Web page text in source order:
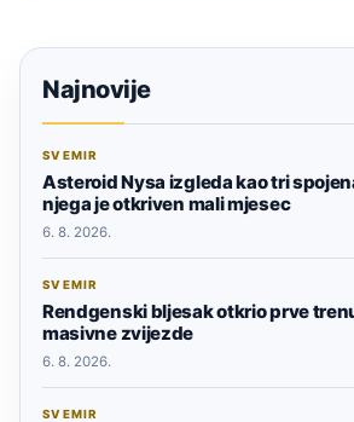
Najnovije
SVEMIR
Asteroid Nysa izgleda kao tri
njega je otkriven mali mjesec
6. 8. 2026.
SVEMIR
Rendgenski bljesak otkrio prve
masivne zvijezde
6. 8. 2026.
SVEMIR